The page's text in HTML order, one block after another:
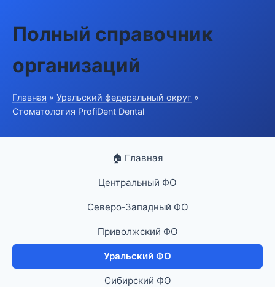
Полный справочник
организаций
Главная » Уральский федеральный округ »
Стоматология ProfiDent Dental
🏠 Главная
Центральный ФО
Северо-Западный ФО
Приволжский ФО
Уральский ФО
Сибирский ФО